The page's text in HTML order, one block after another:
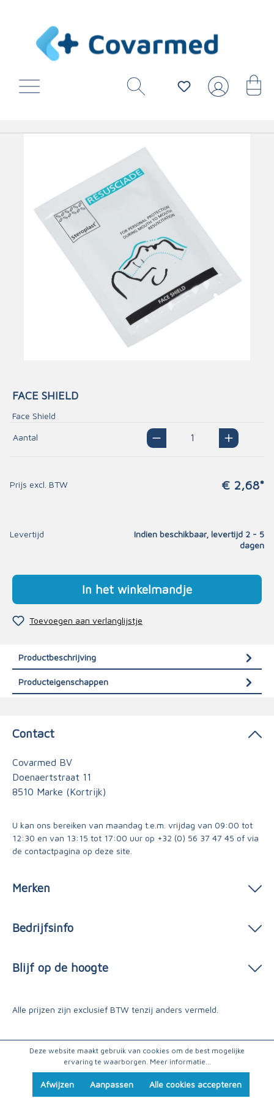
FACE SHIELD
Face Shield
Aantal
Prijs excl. BTW € 2,68*
Levertijd
Indien beschikbaar, levertijd 2 - 5
dagen
In het winkelmandje
Toevoegen aan verlanglijstje
Productbeschrijving
Producteigenschappen
Contact
Covarmed BV
Doenaertstraat 11
8510 Marke (Kortrijk)
U kan ons bereiken van maandag t.e.m. vrijdag van 09:00 tot
12:30 en van 13:15 tot 17:00 uur op +32 (0) 56 37 47 45 of via
de contactpagina op deze site.
Merken
Bedrijfsinfo
Blijf op de hoogte
Alle prijzen zijn exclusief BTW tenzij anders vermeld.
Deze website maakt gebruik van cookies om de best mogelijke
ervaring te waarborgen. Meer informatie...
Afwijzen Aanpassen Alle cookies accepteren